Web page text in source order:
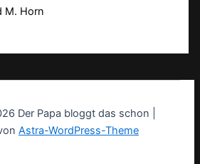
M. Horn
Der Papa bloggt das schon |
Astra-WordPress-Theme